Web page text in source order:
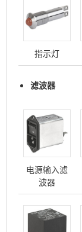
指示灯
滤波器
电源输入滤
波器